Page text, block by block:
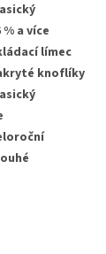
% a více
límec
knoflíky